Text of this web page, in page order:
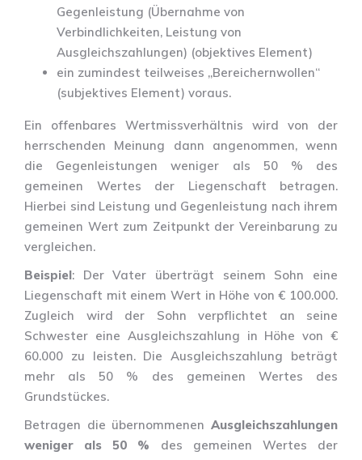
Gegenleistung (Übernahme von
Verbindlichkeiten, Leistung von
Ausgleichszahlungen) (objektives Element)
ein zumindest teilweises „Bereichernwollen“
(subjektives Element) voraus.
Ein offenbares Wertmissverhältnis wird von der
herrschenden Meinung dann angenommen, wenn
die Gegenleistungen weniger als 50 % des
gemeinen Wertes der Liegenschaft betragen.
Hierbei sind Leistung und Gegenleistung nach ihrem
gemeinen Wert zum Zeitpunkt der Vereinbarung zu
vergleichen.
Beispiel: Der Vater überträgt seinem Sohn eine
Liegenschaft mit einem Wert in Höhe von € 100.000.
Zugleich wird der Sohn verpflichtet an seine
Schwester eine Ausgleichszahlung in Höhe von €
60.000 zu leisten. Die Ausgleichszahlung beträgt
mehr als 50 % des gemeinen Wertes des
Grundstückes.
Betragen die übernommenen Ausgleichszahlungen
weniger als 50 % des gemeinen Wertes der